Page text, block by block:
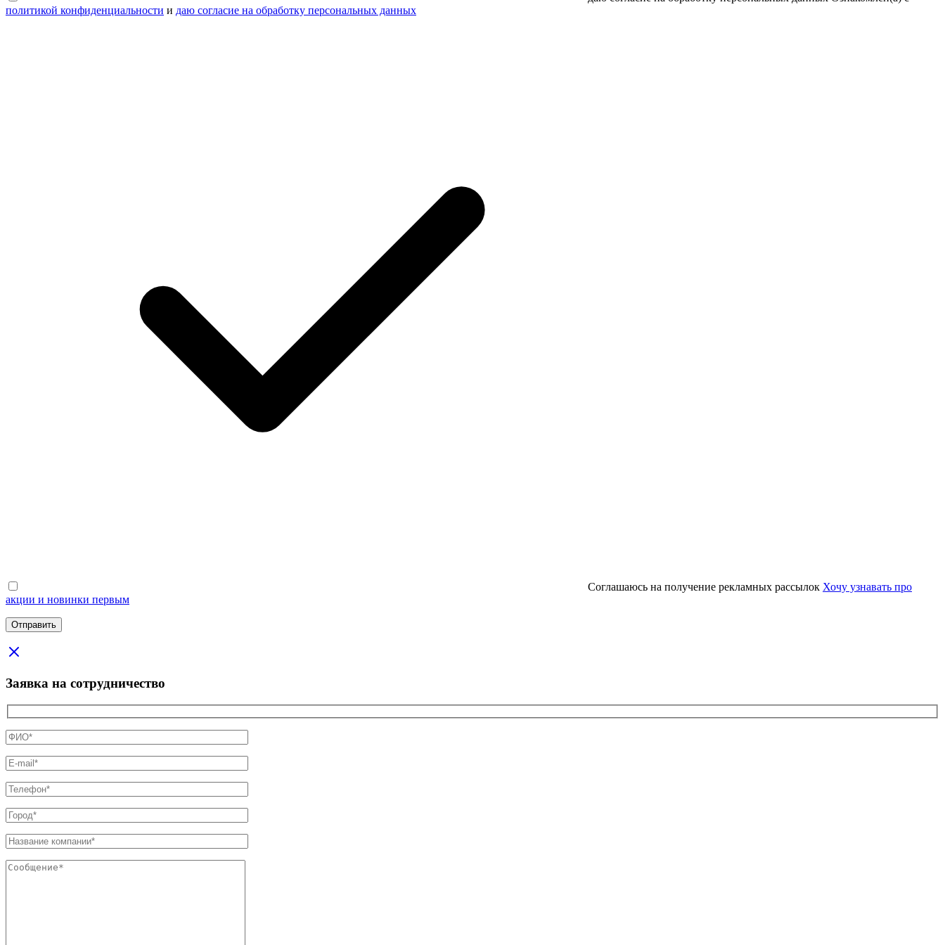
политикой конфиденциальности и даю согласие на обработку персональных данных
Соглашаюсь на получение рекламных рассылок Хочу узнавать про
акции и новинки первым
Заявка на сотрудничество